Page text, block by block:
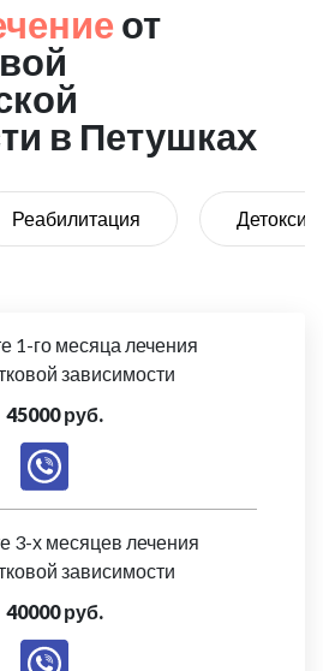
от
в Петушках
Реабилитация
1-го месяца лечения
зависимости
45000 руб.
3-х месяцев лечения
зависимости
40000 руб.